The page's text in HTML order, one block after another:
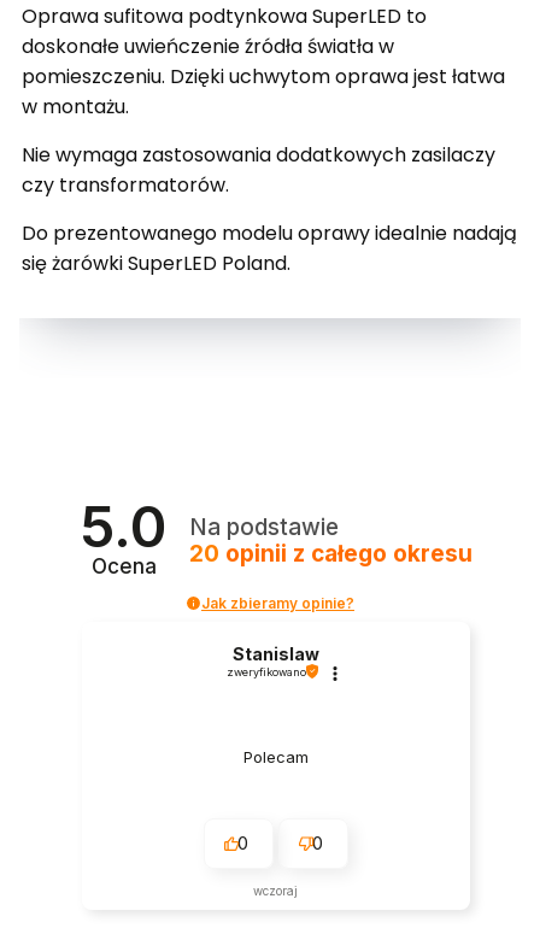
Oprawa sufitowa podtynkowa SuperLED to
doskonałe uwieńczenie źródła światła w
pomieszczeniu. Dzięki uchwytom oprawa jest łatwa
w montażu.
Nie wymaga zastosowania dodatkowych zasilaczy
czy transformatorów.
Do prezentowanego modelu oprawy idealnie nadają
się żarówki SuperLED Poland.
5.0
Ocena
Na podstawie
20 opinii z całego okresu
Jak zbieramy opinie?
Stanislaw
zweryfikowano
Polecam
0 0
wczoraj